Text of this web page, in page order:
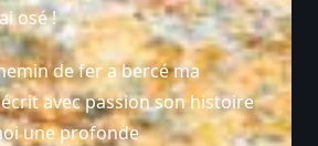
osé !
de fer a bercé ma
écrit avec passion son histoire
une profonde